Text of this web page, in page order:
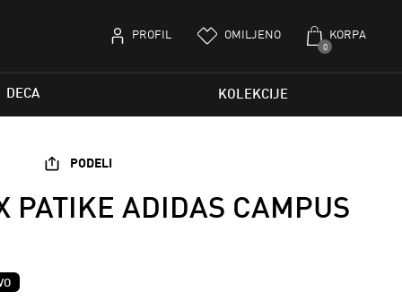
PROFIL OMILJENO KORPA
0
DECA KOLEKCIJE
PODELI
PATIKE ADIDAS CAMPUS